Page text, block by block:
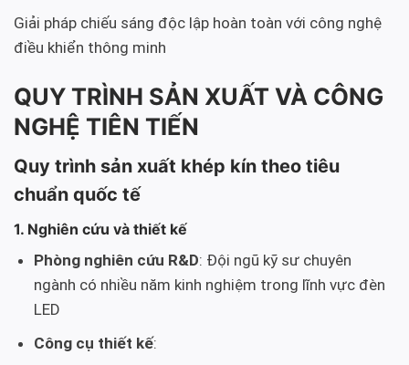
Giải pháp chiếu sáng độc lập hoàn toàn với công nghệ
điều khiển thông minh
QUY TRÌNH SẢN XUẤT VÀ CÔNG
NGHỆ TIÊN TIẾN
Quy trình sản xuất khép kín theo tiêu
chuẩn quốc tế
1. Nghiên cứu và thiết kế
Phòng nghiên cứu R&D: Đội ngũ kỹ sư chuyên
ngành có nhiều năm kinh nghiệm trong lĩnh vực đèn
LED
Công cụ thiết kế: